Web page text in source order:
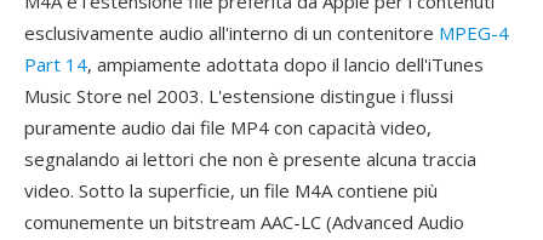
esclusivamente audio all'interno di un contenitore MPEG-4
Part 14, ampiamente adottata dopo il lancio dell'iTunes
Music Store nel 2003. L'estensione distingue i flussi
puramente audio dai file MP4 con capacità video,
segnalando ai lettori che non è presente alcuna traccia
video. Sotto la superficie, un file M4A contiene più
comunemente un bitstream AAC-LC (Advanced Audio